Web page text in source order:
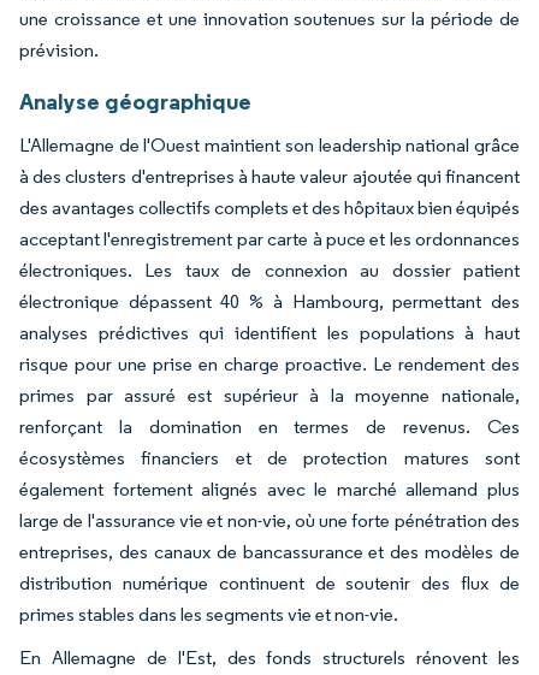
une croissance et une innovation soutenues sur la période de
prévision.
Analyse géographique
L'Allemagne de l'Ouest maintient son leadership national grâce
à des clusters d'entreprises à haute valeur ajoutée qui financent
des avantages collectifs complets et des hôpitaux bien équipés
acceptant l'enregistrement par carte à puce et les ordonnances
électroniques. Les taux de connexion au dossier patient
électronique dépassent 40 % à Hambourg, permettant des
analyses prédictives qui identifient les populations à haut
risque pour une prise en charge proactive. Le rendement des
primes par assuré est supérieur à la moyenne nationale,
renforçant la domination en termes de revenus. Ces
écosystèmes financiers et de protection matures sont
également fortement alignés avec le marché allemand plus
large de l'assurance vie et non-vie, où une forte pénétration des
entreprises, des canaux de bancassurance et des modèles de
distribution numérique continuent de soutenir des flux de
primes stables dans les segments vie et non-vie.
En Allemagne de l'Est, des fonds structurels rénovent les